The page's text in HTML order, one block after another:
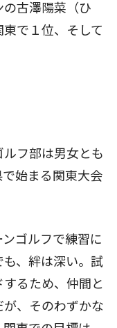
の古澤陽菜（ひ
で１位、そして
フ部は男女とも
始まる関東大会
ゴルフで練習に
、絆は深い。試
るため、仲間と
、そのわずかな